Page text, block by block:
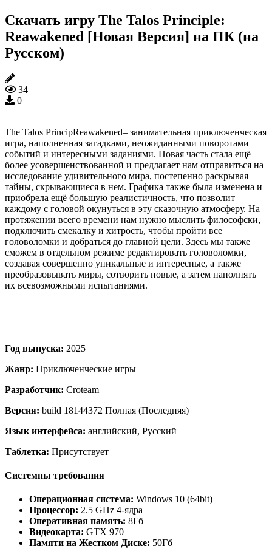
Скачать игру The Talos Principle:
Reawakened [Новая Версия] на ПК (на
Русском)
34
0
The Talos PrincipReawakened– занимательная приключенческая
игра, наполненная загадками, неожиданными поворотами
событий и интересными заданиями. Новая часть стала ещё
более усовершенствованной и предлагает нам отправиться на
исследование удивительного мира, постепенно раскрывая
тайны, скрывающиеся в нем. Графика также была изменена и
приобрела ещё большую реалистичность, что позволит
каждому с головой окунуться в эту сказочную атмосферу. На
протяжении всего времени нам нужно мыслить философски,
подключить смекалку и хитрость, чтобы пройти все
головоломки и добраться до главной цели. Здесь мы также
сможем в отдельном режиме редактировать головоломки,
создавая совершенно уникальные и интересные, а также
преобразовывать миры, сотворить новые, а затем наполнять
их всевозможными испытаниями.
Год выпуска: 2025
Жанр: Приключенческие игры
Разработчик: Croteam
Версия: build 18144372 Полная (Последняя)
Язык интерфейса: английский, Русский
Таблетка: Присутствует
Системны требования
Операционная система: Windows 10 (64bit)
Процессор: 2.5 GHz 4-ядра
Оперативная память: 8Гб
Видеокарта: GTX 970
Памяти на Жестком Диске: 50Гб